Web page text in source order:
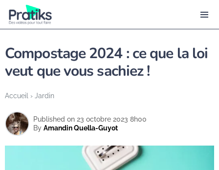
Accueil › Jardin
Compostage 2024 : ce que la loi
veut que vous sachiez !
By Amandin Quella-Guyot
Published on 23 octobre 2023 8h00